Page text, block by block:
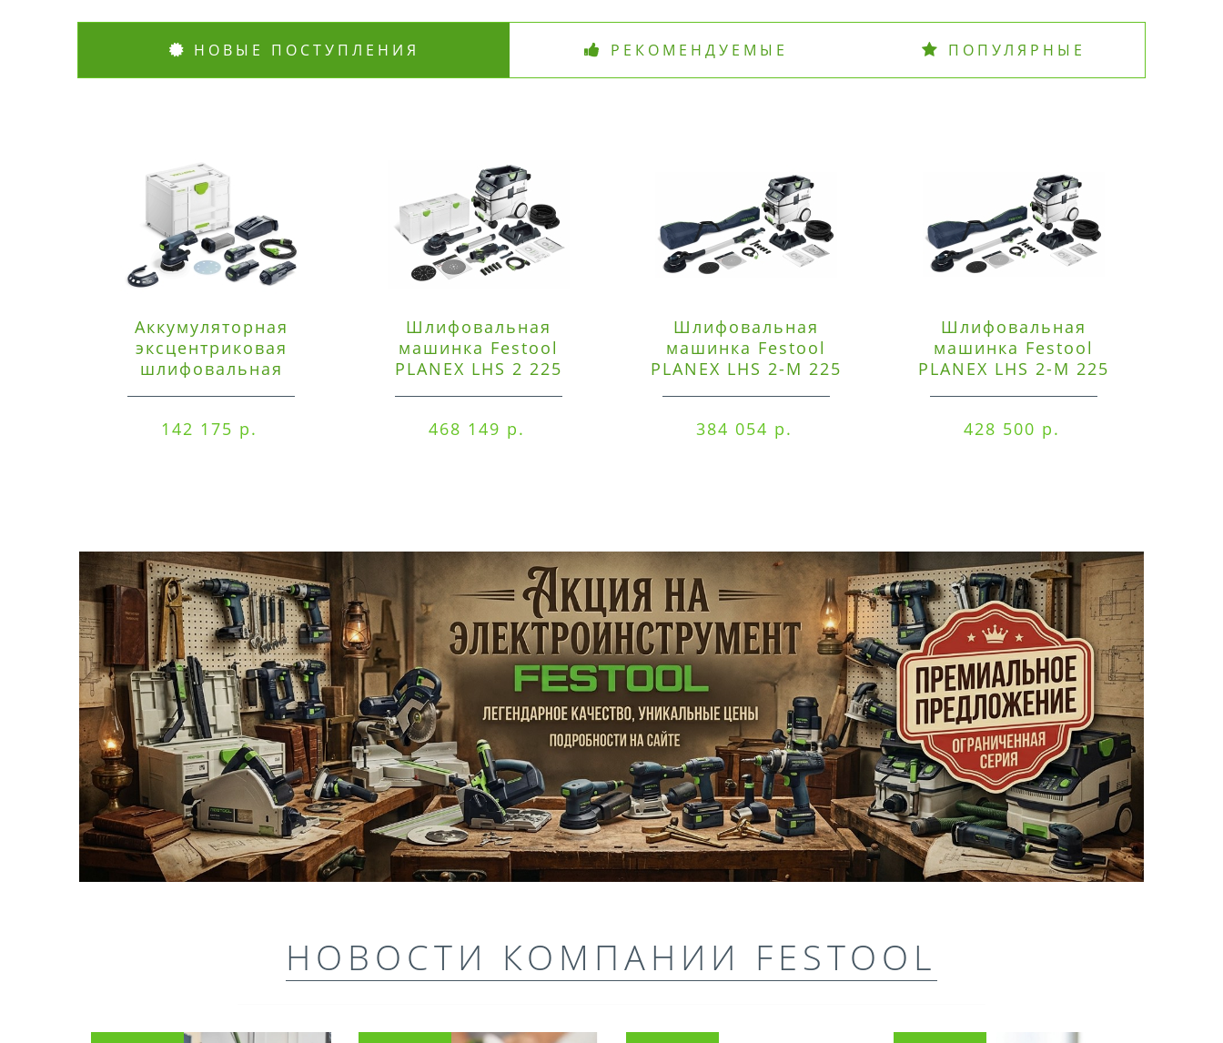
НОВЫЕ ПОСТУПЛЕНИЯ РЕКОМЕНДУЕМЫЕ ПОПУЛЯРНЫЕ
Аккумуляторная
эксцентриковая
шлифовальная
142 175 р.
Шлифовальная
машинка Festool
PLANEX LHS 2 225
468 149 р.
Шлифовальная
машинка Festool
PLANEX LHS 2-M 225
384 054 р.
Шлифовальная
машинка Festool
PLANEX LHS 2-M 225
428 500 р.
НОВОСТИ КОМПАНИИ FESTOOL